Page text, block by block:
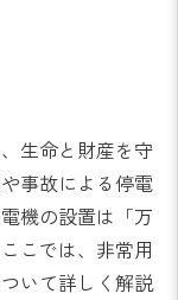
生命と財産を守
事故による停電
機の設置は「万
こでは、非常用
いて詳しく解説